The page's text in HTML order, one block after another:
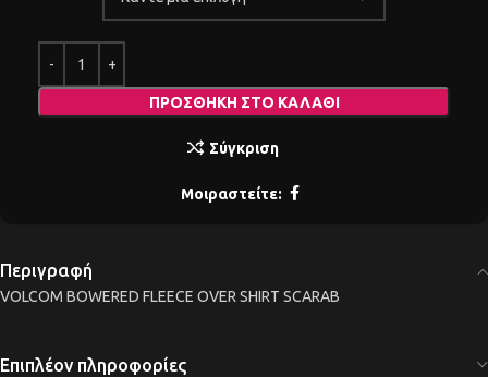
ΠΡΟΣΘΉΚΗ ΣΤΟ ΚΑΛΆΘΙ
Σύγκριση
Μοιραστείτε:
Περιγραφή
VOLCOM BOWERED FLEECE OVER SHIRT SCARAB
Επιπλέον πληροφορίες